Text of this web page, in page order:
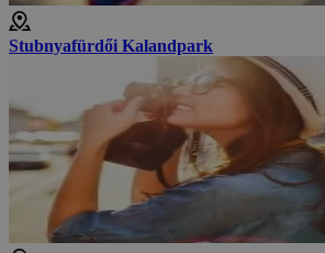
Stubnyafürdői Kalandpark